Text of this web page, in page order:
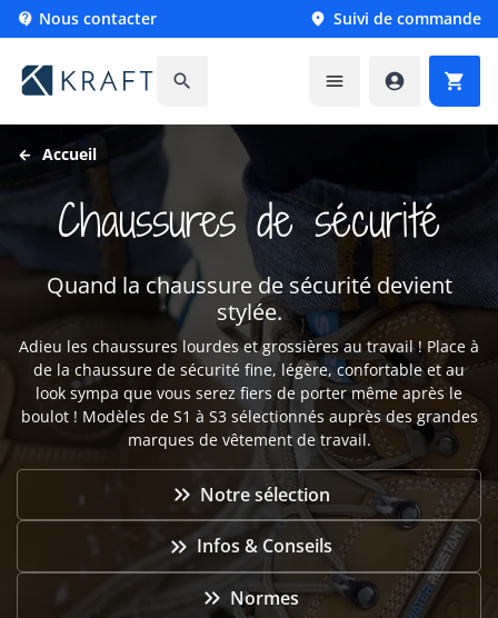
 Nous contacter  Suivi de commande
   
Accueil
Chaussures de sécurité
Quand la chaussure de sécurité devient
stylée.
Adieu les chaussures lourdes et grossières au travail ! Place à
de la chaussure de sécurité fine, légère, confortable et au
look sympa que vous serez fiers de porter même après le
boulot ! Modèles de S1 à S3 sélectionnés auprès des grandes
marques de vêtement de travail.
 Notre sélection
 Infos & Conseils
 Normes